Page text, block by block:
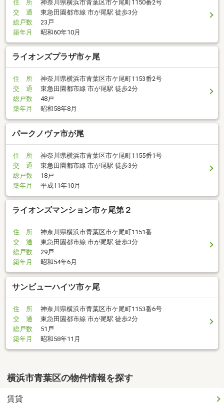
住 所
神奈川県横浜市青葉区市ケ尾町1150番2号
交 通
東急田園都市線 市が尾駅 徒歩3分
総戸数
23戸
築年月
昭和60年10月
ライオンズプラザ市ヶ尾
住 所
神奈川県横浜市青葉区市ケ尾町1153番2号
交 通
東急田園都市線 市が尾駅 徒歩2分
総戸数
48戸
築年月
昭和58年8月
パークノヴァ市が尾
住 所
神奈川県横浜市青葉区市ケ尾町1155番1号
交 通
東急田園都市線 市が尾駅 徒歩3分
総戸数
18戸
築年月
平成11年10月
ライオンズマンション市ヶ尾第２
住 所
神奈川県横浜市青葉区市ケ尾町1151番
交 通
東急田園都市線 市が尾駅 徒歩3分
総戸数
29戸
築年月
昭和54年6月
サンビューハイツ市ヶ尾
住 所
神奈川県横浜市青葉区市ケ尾町1153番6号
交 通
東急田園都市線 市が尾駅 徒歩2分
総戸数
51戸
築年月
昭和58年11月
横浜市青葉区の物件情報を探す
賃貸